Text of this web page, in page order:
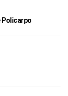
Policarpo